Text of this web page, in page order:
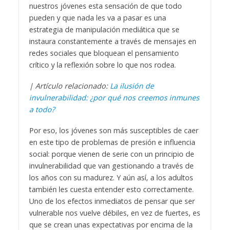
nuestros jóvenes esta sensación de que todo
pueden y que nada les va a pasar es una
estrategia de manipulación mediática que se
instaura constantemente a través de mensajes en
redes sociales que bloquean el pensamiento
crítico y la reflexión sobre lo que nos rodea.
| Artículo relacionado: La ilusión de
invulnerabilidad: ¿por qué nos creemos inmunes
a todo?
Por eso, los jóvenes son más susceptibles de caer
en este tipo de problemas de presión e influencia
social: porque vienen de serie con un principio de
invulnerabilidad que van gestionando a través de
los años con su madurez. Y aún así, a los adultos
también les cuesta entender esto correctamente.
Uno de los efectos inmediatos de pensar que ser
vulnerable nos vuelve débiles, en vez de fuertes, es
que se crean unas expectativas por encima de la